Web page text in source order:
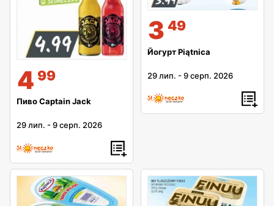
4 99
Пиво Captain Jack
29 лип. -9 серп. 2026
3 49
Йогурт Piątnica
29 лип. -9 серп. 2026